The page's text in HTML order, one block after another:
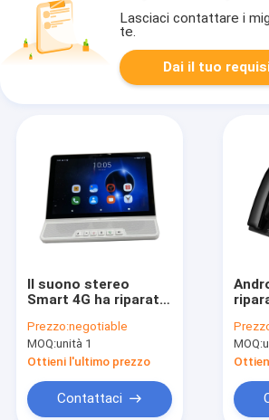
Lasciaci contattare i
te.
Dai il tuo
Il suono stereo
Smart 4G ha riparato
pollici del telefono
senza fili
Prezzo:negotiable
MOQ:unità 1
Ottieni l'ultimo prezzo
Contattaci
di
MOQ: